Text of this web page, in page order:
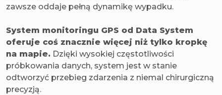
zawsze oddaje pełną dynamikę wypadku.
System monitoringu GPS od Data System
oferuje coś znacznie więcej niż tylko kropkę
na mapie. Dzięki wysokiej częstotliwości
próbkowania danych, system jest w stanie
odtworzyć przebieg zdarzenia z niemal chirurgiczną
precyzją.